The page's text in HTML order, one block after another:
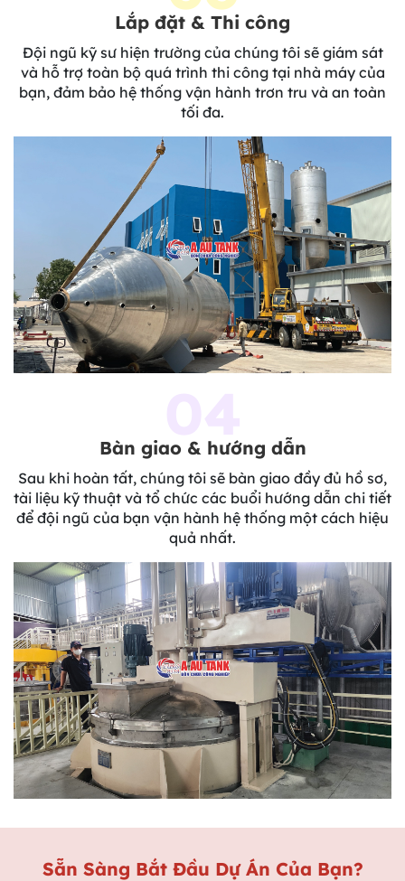
Lắp đặt & Thi công
Đội ngũ kỹ sư hiện trường của chúng tôi sẽ giám sát
và hỗ trợ toàn bộ quá trình thi công tại nhà máy của
bạn, đảm bảo hệ thống vận hành trơn tru và an toàn
tối đa.
Bàn giao & hướng dẫn
Sau khi hoàn tất, chúng tôi sẽ bàn giao đầy đủ hồ sơ,
tài liệu kỹ thuật và tổ chức các buổi hướng dẫn chi tiết
để đội ngũ của bạn vận hành hệ thống một cách hiệu
quả nhất.
Sẵn Sàng Bắt Đầu Dự Án Của Bạn?